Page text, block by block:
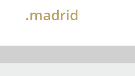
.madrid